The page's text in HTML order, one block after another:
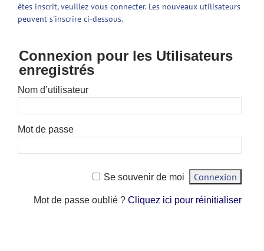
êtes inscrit, veuillez vous connecter. Les nouveaux utilisateurs
peuvent s'inscrire ci-dessous.
Connexion pour les Utilisateurs
enregistrés
Nom d’utilisateur
Mot de passe
Se souvenir de moi
Mot de passe oublié ?Cliquez ici pour réinitialiser